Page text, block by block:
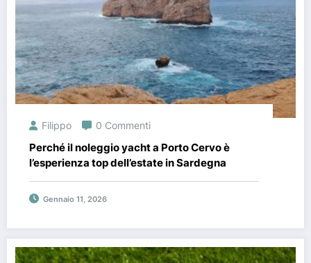
Filippo 0 Commenti
Perché il noleggio yacht a Porto Cervo è
l’esperienza top dell’estate in Sardegna
Gennaio 11, 2026